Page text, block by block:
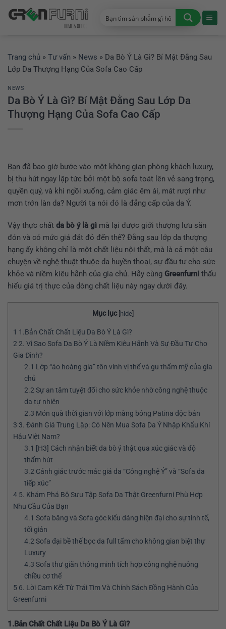
đến
Trang chủ » Tư vấn » News » Da Bò Ý Là Gì? Bí Mật Đằng Sau
Lớp Da Thượng Hạng Của Sofa Cao Cấp
NEWS
Da Bò Ý Là Gì? Bí Mật Đằng Sau Lớp Da
Thượng Hạng Của Sofa Cao Cấp
Bạn đã bao giờ bước vào một không gian phòng khách luxury,
bị thu hút ngay lập tức bởi một bộ sofa toát lên vẻ sang trọng,
quyền quý, và khi ngồi xuống, cảm giác êm ái, mát rượi như
mơn trớn làn da? Người ta nói đó là đẳng cấp của da Ý.
Vậy thực chất da bò ý là gì mà lại được giới thượng lưu săn
đón và có mức giá đắt đỏ đến thế? Đằng sau lớp da thượng
hạng ấy không chỉ là một chất liệu nội thất, mà là cả một câu
chuyện về nghệ thuật thuộc da huyền thoại, sự đầu tư cho sức
khỏe và niềm kiêu hãnh của gia chủ. Hãy cùng Greenfurni thấu
hiểu giá trị thực của dòng chất liệu này ngay dưới đây.
Mục lục [hide]
1 1.Bản Chất Chất Liệu Da Bò Ý Là Gì?
2 2. Vì Sao Sofa Da Bò Ý Là Niềm Kiêu Hãnh Và Sự Đầu Tư Cho
Gia Đình?
2.1 Lớp “áo hoàng gia” tôn vinh vị thế và gu thẩm mỹ của gia
chủ
2.2Sự an tâm tuyệt đối cho sức khỏe nhờ công nghệ thuộc
da tự nhiên
2.3 Món quà thời gian với lớp màng bóng Patina độc bản
3 3. Đánh Giá Trung Lập: Có Nên Mua Sofa Da Ý Nhập Khẩu Khí
Hậu Việt Nam?
3.1 [H3] Cách nhận biết da bò ý thật qua xúc giác và độ
thấm hút
3.2Cảnh giác trước mác giả da “Công nghệ Ý” và “Sofa da
tiếp xúc”
4 5. Khám Phá Bộ Sưu Tập Sofa Da Thật Greenfurni Phù Hợp
Nhu Cầu Của Bạn
4.1 Sofa băng và Sofa góc kiểu dáng hiện đại cho sự tinh tế,
tối giản
4.2Sofa đại bề thế bọc da full tấm cho không gian biệt thự
Luxury
4.3 Sofa thư giãn thông minh tích hợp công nghệ nuông
chiều cơ thể
5 6. Lời Cam Kết Từ Trái Tim Và Chính Sách Đồng Hành Của
Greenfurni
1.Bản Chất Chất Liệu Da Bò Ý Là Gì?